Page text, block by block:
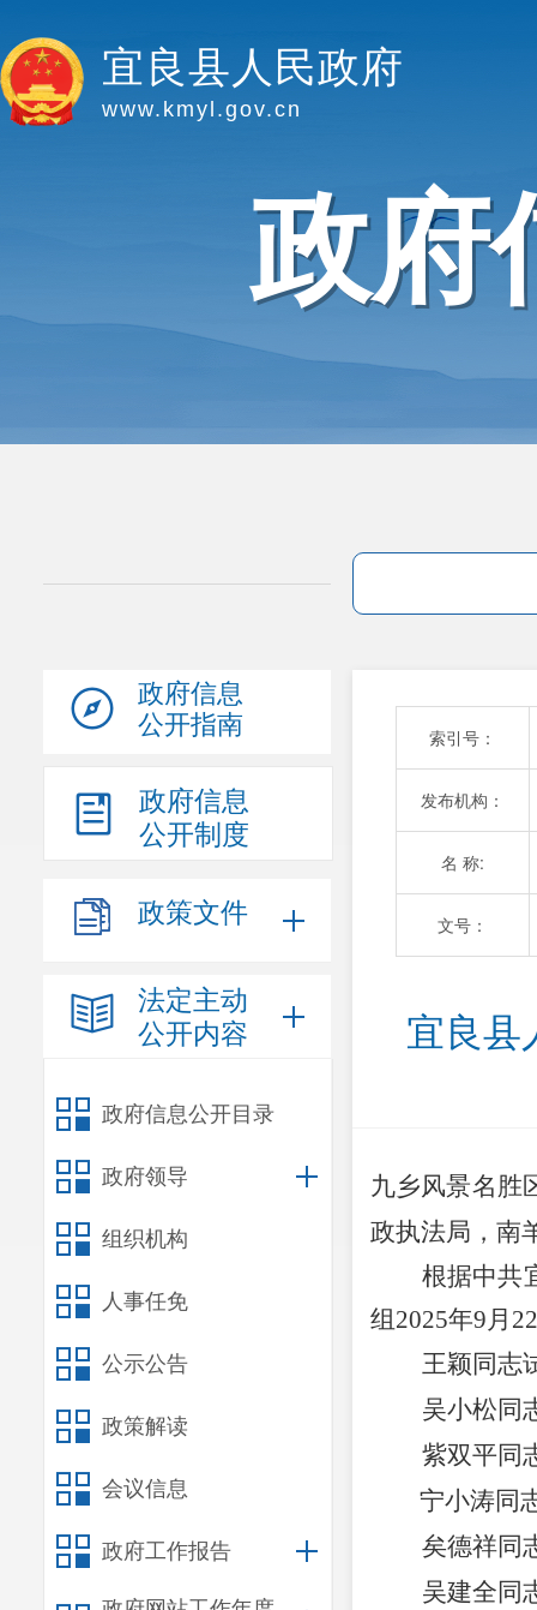
宜良县人民政府
www.kmyl.gov.cn
政府
政府信息
公开指南
政府信息
公开制度
政策文件
法定主动
公开内容
政府信息公开目录
政府领导
组织机构
人事任免
公示公告
政策解读
会议信息
政府工作报告
索引号：
发布机构：
名 称:
文号：
宜良县
九乡风景名胜
政执法局，南
根据中共
组2025年9月 22
王颖同志
吴小松同
紫双平同
宁小涛同
矣德祥同
吴建全同